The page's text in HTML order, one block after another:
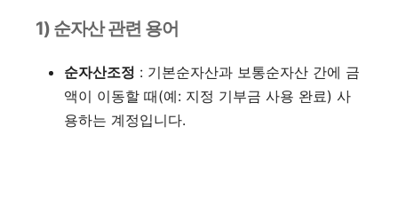
1) 순자산 관련 용어
순자산조정 : 기본순자산과 보통순자산 간에 금
액이 이동할 때(예: 지정 기부금 사용 완료) 사
용하는 계정입니다.